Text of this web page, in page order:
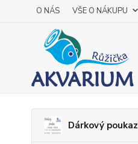
O NÁS VŠE O NÁKUPU
Dárkový poukaz